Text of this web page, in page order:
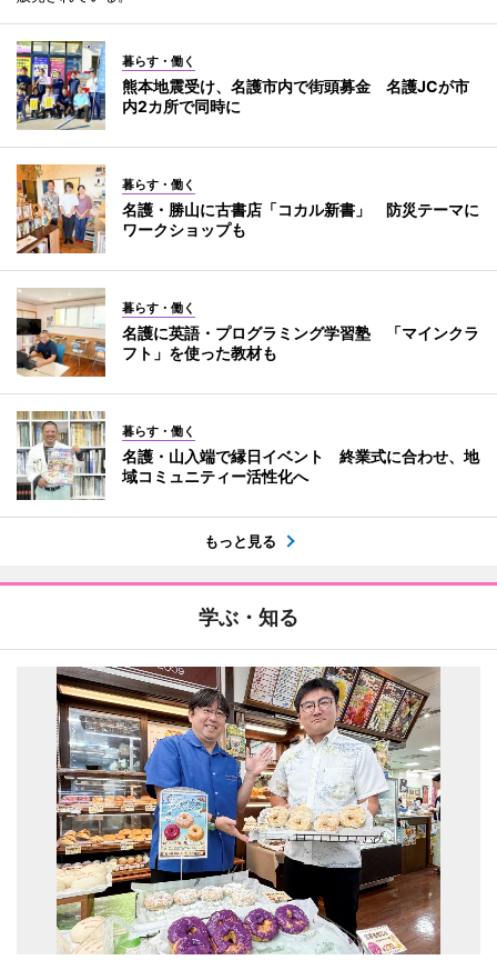
暮らす・働く
熊本地震受け、名護市内で街頭募金 名護JCが市
内2カ所で同時に
暮らす・働く
名護・勝山に古書店「コカル新書」 防災テーマに
ワークショップも
暮らす・働く
名護に英語・プログラミング学習塾 「マインクラ
フト」を使った教材も
暮らす・働く
名護・山入端で縁日イベント 終業式に合わせ、地
域コミュニティー活性化へ
もっと見る
学ぶ・知る